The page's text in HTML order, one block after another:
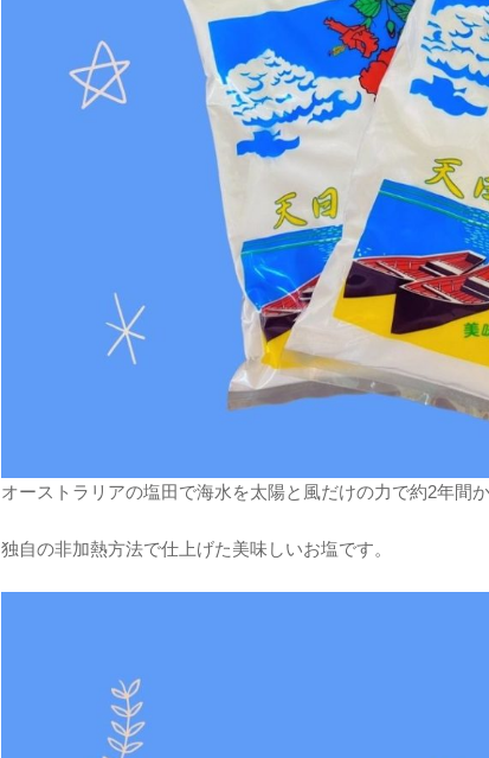
オーストラリアの塩田で海水を太陽と風だけの力で約2年間
独自の非加熱方法で仕上げた美味しいお塩です。